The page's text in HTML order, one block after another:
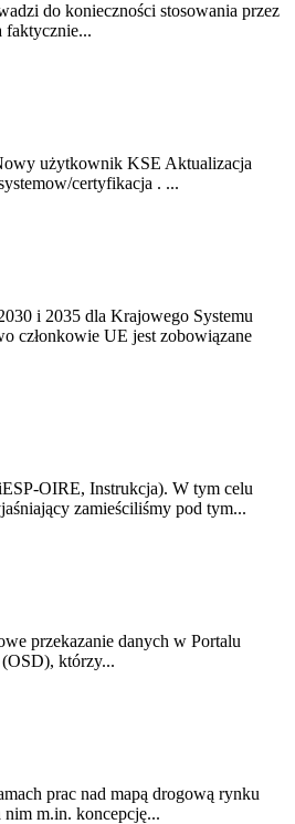
do konieczności stosowania przez
faktycznie...
użytkownik KSE Aktualizacja
certyfikacja . ...
i 2035 dla Krajowego Systemu
członkowie UE jest zobowiązane
OIRE, Instrukcja). W tym celu
zamieściliśmy pod tym...
przekazanie danych w Portalu
którzy...
prac nad mapą drogową rynku
m.in. koncepcję...